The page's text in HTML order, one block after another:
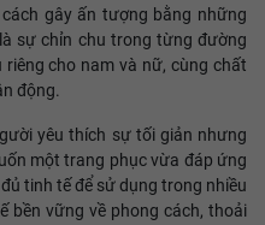
gây ấn tượng bằng những
sự chỉn chu trong từng đường
cho nam và nữ, cùng chất
động.
yêu thích sự tối giản nhưng
một trang phục vừa đáp ứng
tinh tế để sử dụng trong nhiều
bền vững về phong cách, thoải